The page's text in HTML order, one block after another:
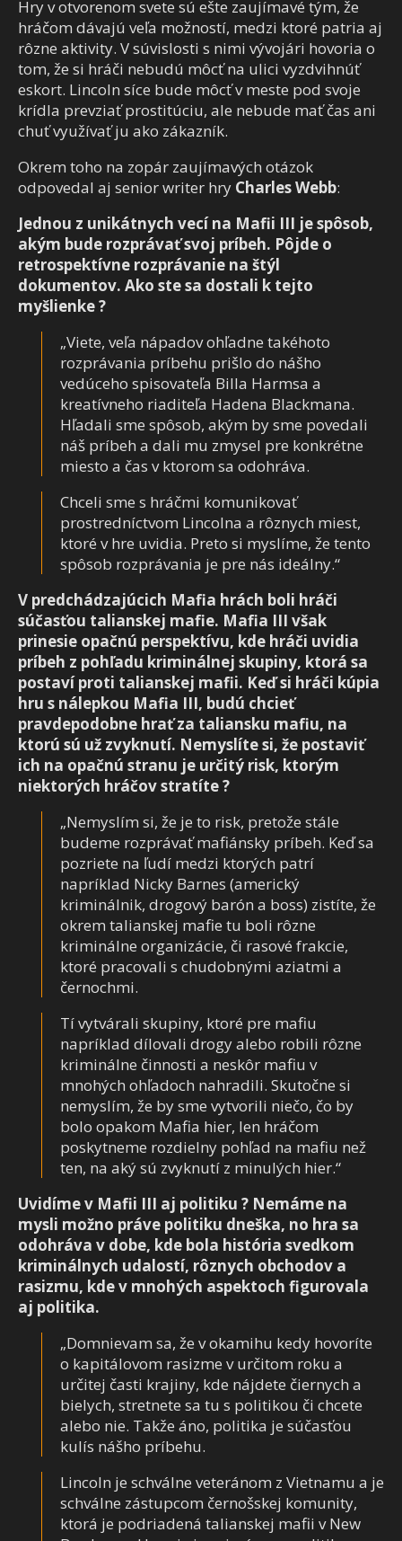
Hry v otvorenom svete sú ešte zaujímavé tým, že
hráčom dávajú veľa možností, medzi ktoré patria aj
rôzne aktivity. V súvislosti s nimi vývojári hovoria o
tom, že si hráči nebudú môcť na ulici vyzdvihnúť
eskort. Lincoln síce bude môcť v meste pod svoje
krídla prevziať prostitúciu, ale nebude mať čas ani
chuť využívať ju ako zákazník.
Okrem toho na zopár zaujímavých otázok
odpovedal aj senior writer hry Charles Webb:
Jednou z unikátnych vecí na Mafii III je spôsob,
akým bude rozprávať svoj príbeh. Pôjde o
retrospektívne rozprávanie na štýl
dokumentov. Ako ste sa dostali k tejto
myšlienke ?
„Viete, veľa nápadov ohľadne takéhoto
rozprávania príbehu prišlo do nášho
vedúceho spisovateľa Billa Harmsa a
kreatívneho riaditeľa Hadena Blackmana.
Hľadali sme spôsob, akým by sme povedali
náš príbeh a dali mu zmysel pre konkrétne
miesto a čas v ktorom sa odohráva.
Chceli sme s hráčmi komunikovať
prostredníctvom Lincolna a rôznych miest,
ktoré v hre uvidia. Preto si myslíme, že tento
spôsob rozprávania je pre nás ideálny.“
V predchádzajúcich Mafia hrách boli hráči
súčasťou talianskej mafie. Mafia III však
prinesie opačnú perspektívu, kde hráči uvidia
príbeh z pohľadu kriminálnej skupiny, ktorá sa
postaví proti talianskej mafii. Keď si hráči kúpia
hru s nálepkou Mafia III, budú chcieť
pravdepodobne hrať za taliansku mafiu, na
ktorú sú už zvyknutí. Nemyslíte si, že postaviť
ich na opačnú stranu je určitý risk, ktorým
niektorých hráčov stratíte ?
„Nemyslím si, že je to risk, pretože stále
budeme rozprávať mafiánsky príbeh. Keď sa
pozriete na ľudí medzi ktorých patrí
napríklad Nicky Barnes (americký
kriminálnik, drogový barón a boss) zistíte, že
okrem talianskej mafie tu boli rôzne
kriminálne organizácie, či rasové frakcie,
ktoré pracovali s chudobnými aziatmi a
černochmi.
Tí vytvárali skupiny, ktoré pre mafiu
napríklad dílovali drogy alebo robili rôzne
kriminálne činnosti a neskôr mafiu v
mnohých ohľadoch nahradili. Skutočne si
nemyslím, že by sme vytvorili niečo, čo by
bolo opakom Mafia hier, len hráčom
poskytneme rozdielny pohľad na mafiu než
ten, na aký sú zvyknutí z minulých hier.“
Uvidíme v Mafii III aj politiku ? Nemáme na
mysli možno práve politiku dneška, no hra sa
odohráva v dobe, kde bola história svedkom
kriminálnych udalostí, rôznych obchodov a
rasizmu, kde v mnohých aspektoch figurovala
aj politika.
„Domnievam sa, že v okamihu kedy hovoríte
o kapitálovom rasizme v určitom roku a
určitej časti krajiny, kde nájdete čiernych a
bielych, stretnete sa tu s politikou či chcete
alebo nie. Takže áno, politika je súčasťou
kulís nášho príbehu.
Lincoln je schválne veteránom z Vietnamu a je
schválne zástupcom černošskej komunity,
ktorá je podriadená talianskej mafii v New